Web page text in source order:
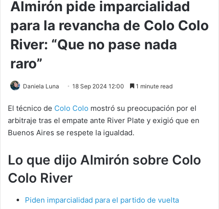
Almirón pide imparcialidad
para la revancha de Colo Colo
River: “Que no pase nada
raro”
Daniela Luna 18 Sep 2024 12:00 1 minute read
El técnico de Colo Colo mostró su preocupación por el
arbitraje tras el empate ante River Plate y exigió que en
Buenos Aires se respete la igualdad.
Lo que dijo Almirón sobre Colo
Colo River
Piden imparcialidad para el partido de vuelta